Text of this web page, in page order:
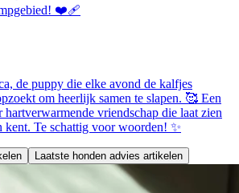
❤️‍🩹
de puppy die elke avond de kalfjes
om heerlijk samen te slapen. 🥰 Een
vriendschap die laat zien
kent. Te schattig voor woorden! ✨
Laatste honden advies artikelen